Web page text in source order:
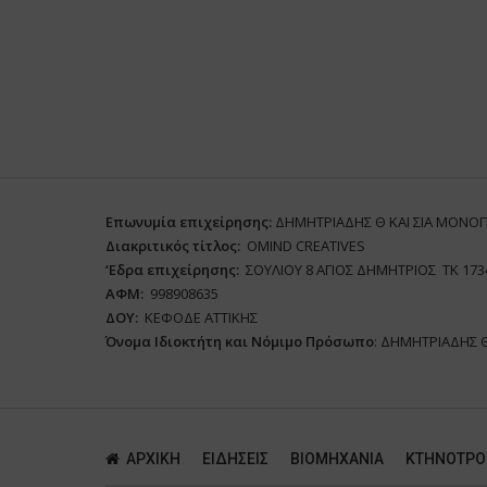
Επωνυμία επιχείρησης: ΔΗΜΗΤΡΙΑΔΗΣ Θ ΚΑΙ ΣΙΑ
Διακριτικός τίτλος: ΟΜΙΝD CREATIVES
‘Eδρα επιχείρησης: ΣΟΥΛΙΟΥ 8 ΑΓΙΟΣ ΔΗΜΗΤΡΙΟΣ ΤΚ
ΑΦΜ: 998908635
ΔΟΥ: ΚΕΦΟΔΕ ΑΤΤΙΚΗΣ
Όνομα Ιδιοκτήτη και Νόμιμο Πρόσωπο: ΔΗΜΗΤΡΙΑΔΗΣ
ΑΡΧΙΚΗ ΕΙΔΗΣΕΙΣ ΒΙΟΜΗΧΑΝΙΑ